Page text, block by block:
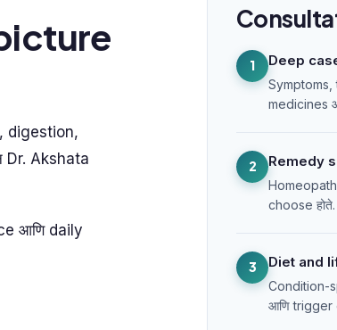
digestion,
Dr. Akshata
आणि daily
1 Deep
medicines
2 Remedy
choose होते.
3 Diet and
Condition-
आणि trigger